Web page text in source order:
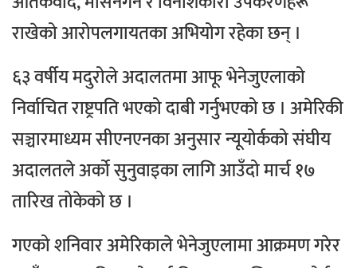
राखेको आरोपलगायतका अभियोग रहेका छन् ।
६३ वर्षीय मदुरोले अदालतमा आफू भेनेजुएलाको
निर्वाचित राष्ट्रपति भएको दाबी गर्नुभएको छ । अमेरिकी
सञ्चारमाध्यम सीएनएनका अनुसार न्यूयोर्कको संघीय
अदालतले अर्को सुनुवाइका लागि आउँदो मार्च १७
तारिख तोकेको छ ।
गएको शनिवार अमेरिकाले भेनेजुएलामा आक्रमण गरेर